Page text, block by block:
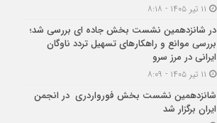
در شانزدهمین نشست بخش جاده ای بررسی شد؛
بررسی موانع و راهکارهای تسهیل تردد ناوگان
ایرانی در مرز سرو
شانزدهمین نشست بخش فورواردری در انجمن
ایران برگزار شد